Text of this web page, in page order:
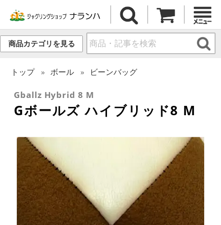
商品カテゴリを見る
トップ ボール ビーンバッグ
Gballz Hybrid 8 M
Gボールズ ハイブリッド8 M